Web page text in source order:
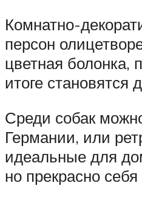
Комнатно-
персон
цветная болонка,
итоге становятся
Среди собак
Германии, или
идеальные для
но прекрасно